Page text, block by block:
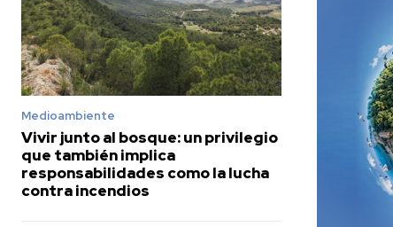
Medioambiente
Vivir junto al bosque: un privilegio
que también implica
responsabilidades como la lucha
contra incendios